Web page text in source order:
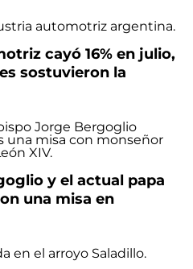
cayó 16% en julio,
sostuvieron la
y el actual papa
una misa en